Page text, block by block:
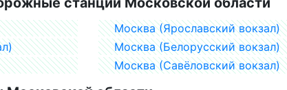
Москва (Ярославский вокзал)
Москва (Белорусский вокзал)
Москва (Савёловский вокзал)